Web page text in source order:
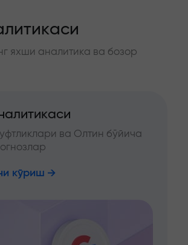
яхши аналитика ва бозор
ва Олтин бўйича
кўриш